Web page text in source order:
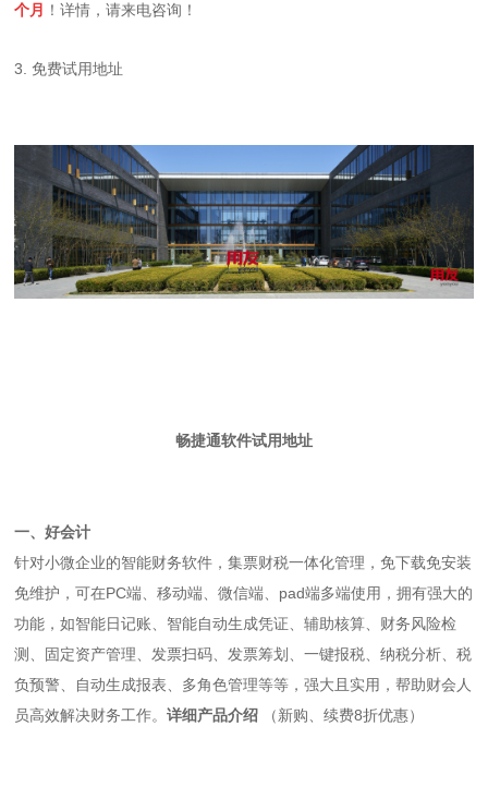
个月
！详情，请来电咨询！
3. 免费试用地址
畅捷通软件试用地址
一、好会计
针对小微企业的智能财务软件，集票财税一体化管理，免下载免安装
免维护，可在PC端、移动端、微信端、pad端多端使用，拥有强大的
功能，如智能日记账、智能自动生成凭证、辅助核算、财务风险检
测、固定资产管理、发票扫码、发票筹划、一键报税、纳税分析、税
负预警、自动生成报表、多角色管理等等，强大且实用，帮助财会人
员高效解决财务工作。详细产品介绍 （新购、续费8折优惠）